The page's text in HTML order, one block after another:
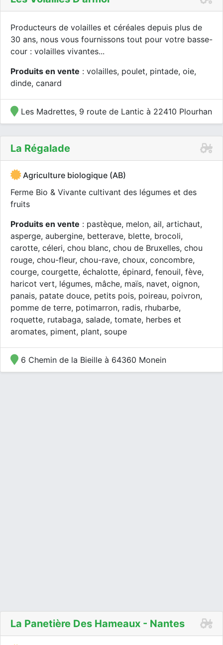
Producteurs de volailles et céréales depuis plus de
30 ans, nous vous fournissons tout pour votre basse-
cour : volailles vivantes...
Produits en vente : volailles, poulet, pintade, oie,
dinde, canard
Les Madrettes, 9 route de Lantic à 22410 Plourhan
La Régalade
Agriculture biologique (AB)
Ferme Bio & Vivante cultivant des légumes et des
fruits
Produits en vente : pastèque, melon, ail, artichaut,
asperge, aubergine, betterave, blette, brocoli,
carotte, céleri, chou blanc, chou de Bruxelles, chou
rouge, chou-fleur, chou-rave, choux, concombre,
courge, courgette, échalotte, épinard, fenouil, fève,
haricot vert, légumes, mâche, maïs, navet, oignon,
panais, patate douce, petits pois, poireau, poivron,
pomme de terre, potimarron, radis, rhubarbe,
roquette, rutabaga, salade, tomate, herbes et
aromates, piment, plant, soupe
6 Chemin de la Bieille à 64360 Monein
La Panetière Des Hameaux - Nantes